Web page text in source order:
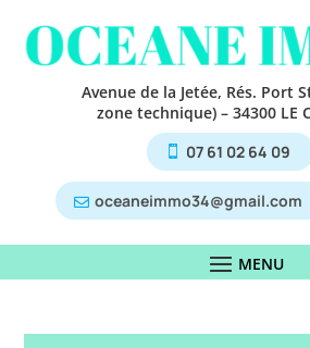
Avenue de la Jetée, Rés. Port
zone technique) – 34300 LE
07 61 02 64 09
oceaneimmo34@gmail.com